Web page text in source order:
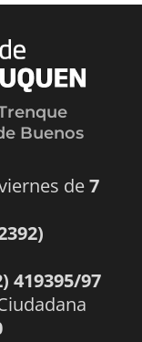
Buenos
de7
419395/97